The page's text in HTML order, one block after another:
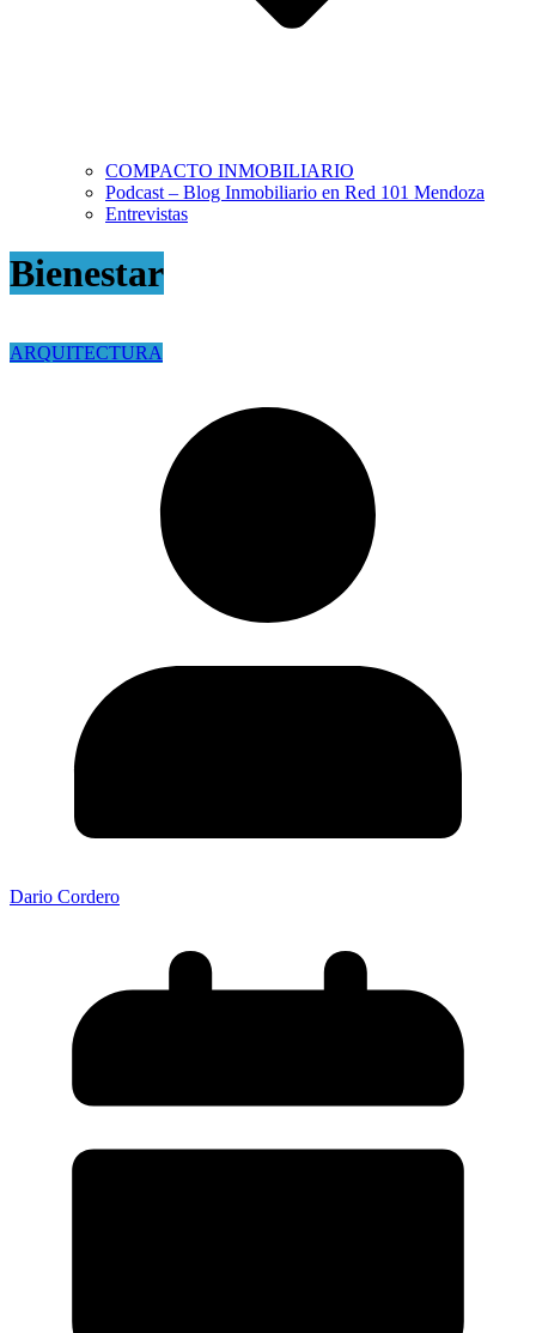
COMPACTO INMOBILIARIO
Podcast – Blog Inmobiliario en Red 101 Mendoza
Entrevistas
Bienestar
ARQUITECTURA
Dario Cordero